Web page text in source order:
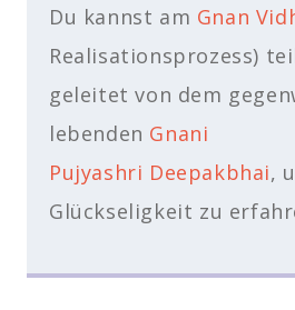
Du kannst am Gnan
Realisationsprozess)
geleitet von dem
lebenden Gnani
Pujyashri Deepakbhai,
Glückseligkeit zu